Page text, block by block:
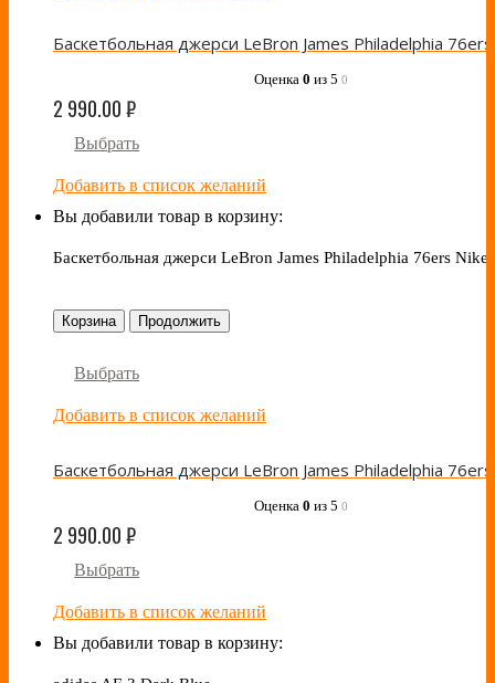
Оценка 0 из 5 0
2 990.00₽
Выбрать
Добавить в список желаний
Вы добавили товар в корзину:
Баскетбольная джерси LeBron James Philadelphia 76ers Nike
Корзина Продолжить
Выбрать
Добавить в список желаний
Оценка 0 из 5 0
2 990.00₽
Выбрать
Добавить в список желаний
Вы добавили товар в корзину: